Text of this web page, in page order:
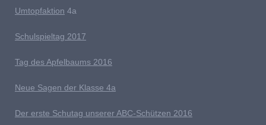
Umtopfaktion 4a
Schulspieltag 2017
Tag des Apfelbaums 2016
Neue Sagen der Klasse 4a
Der erste Schutag unserer ABC-Schützen 2016